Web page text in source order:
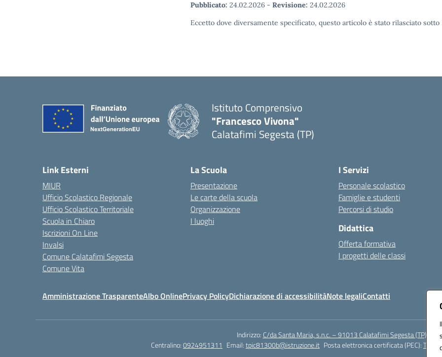
Pubblicato: 24.02.2026 - Revisione: 24.02.2026
Eccetto dove diversamente specificato, questo articolo è stato rilasciato
Istituto Comprensivo
"Francesco Vivona"
Calatafimi Segesta (TP)
Link Esterni
MIUR
Ufficio Scolastico Regionale
Ufficio Scolastico Territoriale
Scuola in Chiaro
Iscrizioni On Line
Invalsi
Comune Calatafimi Segesta
Comune Vita
La Scuola
Presentazione
Le carte della scuola
Organizzazione
I luoghi
I Servizi
Personale scolastico
Famiglie e studenti
Percorsi di studio
Didattica
Offerta formativa
I progetti delle classi
Amministrazione TrasparenteAlbo OnlinePrivacy PolicyDichiarazione di accessibilitàNote legaliContatti
Indirizzo: C/da Santa Maria, s.n.c. – 91013 Calatafimi Segesta (TP)
Centralino:0924951311 Email:tpic81300b@istruzione.it Posta elettronica certificata (PEC):